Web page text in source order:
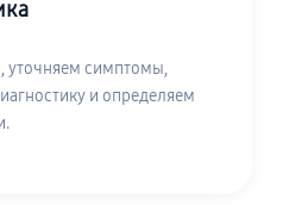
уточняем симптомы,
и определяем